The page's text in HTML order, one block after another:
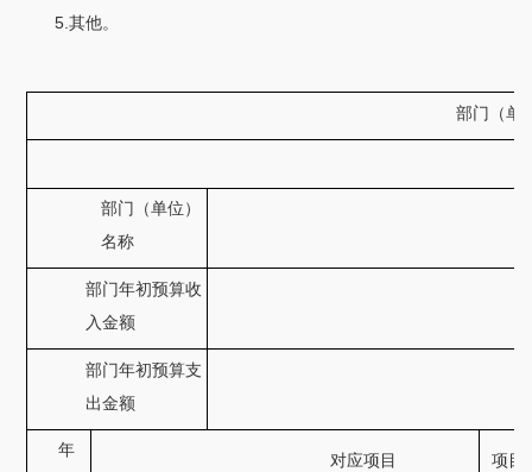
5.其他。
部门（单
部门（单位）
名称
部门年初预算收
入金额
部门年初预算支
出金额
年
对应项目
项目